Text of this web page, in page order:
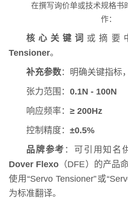
在撰写询价单或技术规格书
作：
核心关键词 或摘要
Tensioner。
补充参数：明确关键指标，
张力范围： 0.1N - 100N
响应频率： ≥ 200Hz
控制精度： ±0.5%
品牌参考 ：可引用知名
Dover Flexo （DFE）的产品
使用“Servo Tensioner”或
为标准翻译。